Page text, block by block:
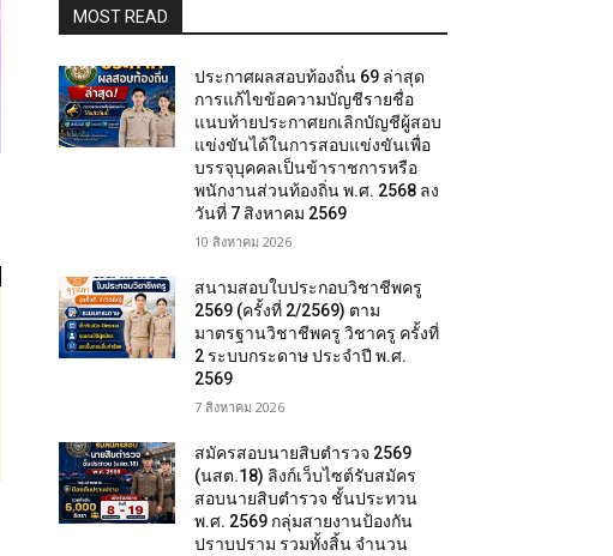
MOST READ
ประกาศผลสอบท้องถิ่น 69 ล่าสุด
การแก้ไขข้อความบัญชีรายชื่อ
แนบท้ายประกาศยกเลิกบัญชีผู้สอบ
แข่งขันได้ในการสอบแข่งขันเพื่อ
บรรจุบุคคลเป็นข้าราชการหรือ
พนักงานส่วนท้องถิ่น พ.ศ. 2568 ลง
วันที่ 7 สิงหาคม 2569
10 สิงหาคม 2026
สนามสอบใบประกอบวิชาชีพครู
2569 (ครั้งที่ 2/2569) ตาม
มาตรฐานวิชาชีพครู วิชาครู ครั้งที่
2 ระบบกระดาษ ประจำปี พ.ศ.
2569
7 สิงหาคม 2026
สมัครสอบนายสิบตำรวจ 2569
(นสต.18) ลิงก์เว็บไซต์รับสมัคร
สอบนายสิบตำรวจ ชั้นประทวน
พ.ศ. 2569 กลุ่มสายงานป้องกัน
ปราบปราม รวมทั้งสิ้น จำนวน